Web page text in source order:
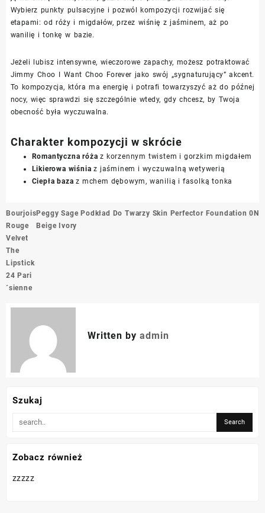
Wybierz punkty pulsacyjne i pozwól kompozycji rozwijać się
etapami: od róży i migdałów, przez wiśnię z jaśminem, aż po
wanilię i tonkę w bazie.
Jeżeli lubisz intensywne, wieczorowe zapachy, możesz potraktować
Jimmy Choo I Want Choo Forever jako swój „sygnaturujący” akcent.
To kompozycja, która ma energię i potrafi towarzyszyć aż do późnej
nocy, więc sprawdzi się szczególnie wtedy, gdy chcesz, by Twoja
obecność była wyczuwalna.
Charakter kompozycji w skrócie
Romantyczna róża z korzennym twistem i gorzkim migdałem
Likierowa wiśnia z jaśminem i wyczuwalną wetywerią
Ciepła baza z mchem dębowym, wanilią i fasolką tonka
Nawigacja
wpisu
Bourjois
Rouge
Velvet
The
Lipstick
24 Pari
´sienne
Peggy Sage Podkład Do Twarzy Skin Perfector Foundation 0N
Beige Ivory
Written by admin
Szukaj
Zobacz również
zzzzz